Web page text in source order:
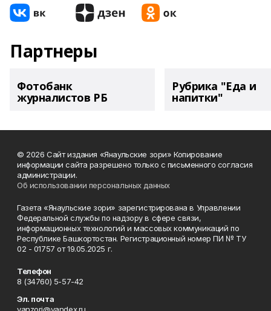
Партнеры
Фотобанк
журналистов РБ
Рубрика "Еда и
напитки"
© 2026 Сайт издания «Янаульские зори» Копирование
информации сайта разрешено только с письменного согласия
администрации.
Об использовании персональных данных
Газета «Янаульские зори» зарегистрирована в Управлении
Федеральной службы по надзору в сфере связи,
информационных технологий и массовых коммуникаций по
Республике Башкортостан. Регистрационный номер ПИ № ТУ
02 - 01757 от 19.05.2025 г.
Телефон
8 (34760) 5-57-42
Эл. почта